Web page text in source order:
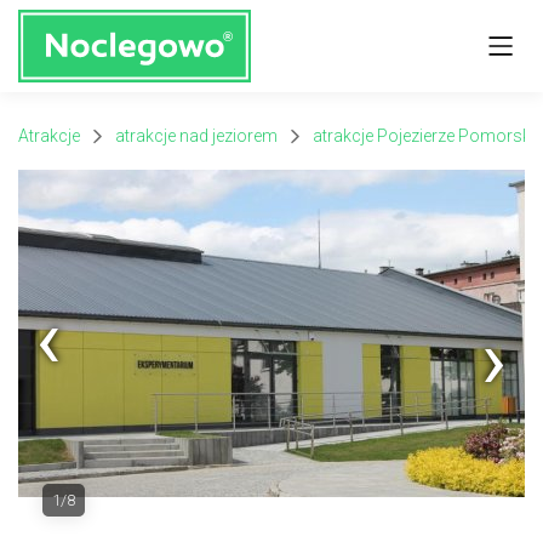
Atrakcje atrakcje nad jeziorem atrakcje Pojezierze Pomorskie
Next
1/8